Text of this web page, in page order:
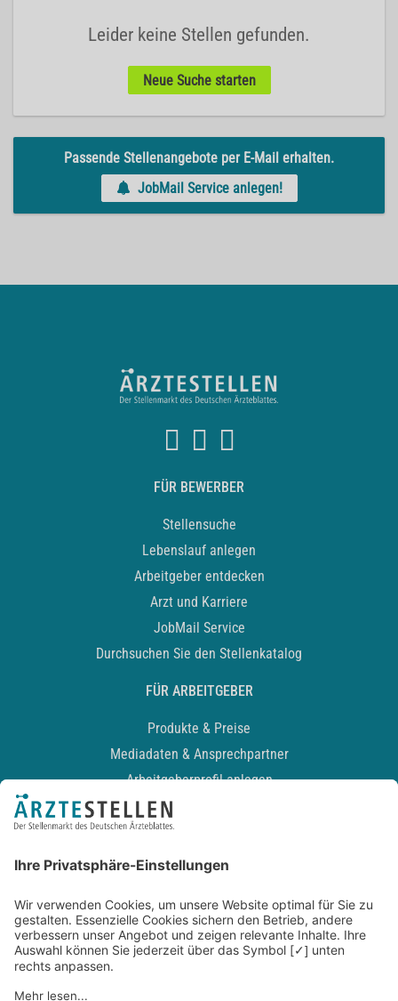
Leider keine Stellen gefunden.
Neue Suche starten
Passende Stellenangebote per E-Mail erhalten.
JobMail Service anlegen!
FÜR BEWERBER
Stellensuche
Lebenslauf anlegen
Arbeitgeber entdecken
Arzt und Karriere
JobMail Service
Durchsuchen Sie den Stellenkatalog
FÜR ARBEITGEBER
Produkte & Preise
Mediadaten & Ansprechpartner
Arbeitgeberprofil anlegen
Recruiting-Podcast
Kontakt
Datenschutz
Newsletter